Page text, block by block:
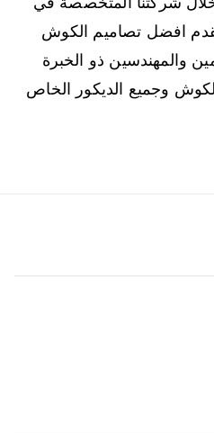
افضل تصاميم الكوش
والمهندسين ذو الخبرة
وجميع الديكور الخاص